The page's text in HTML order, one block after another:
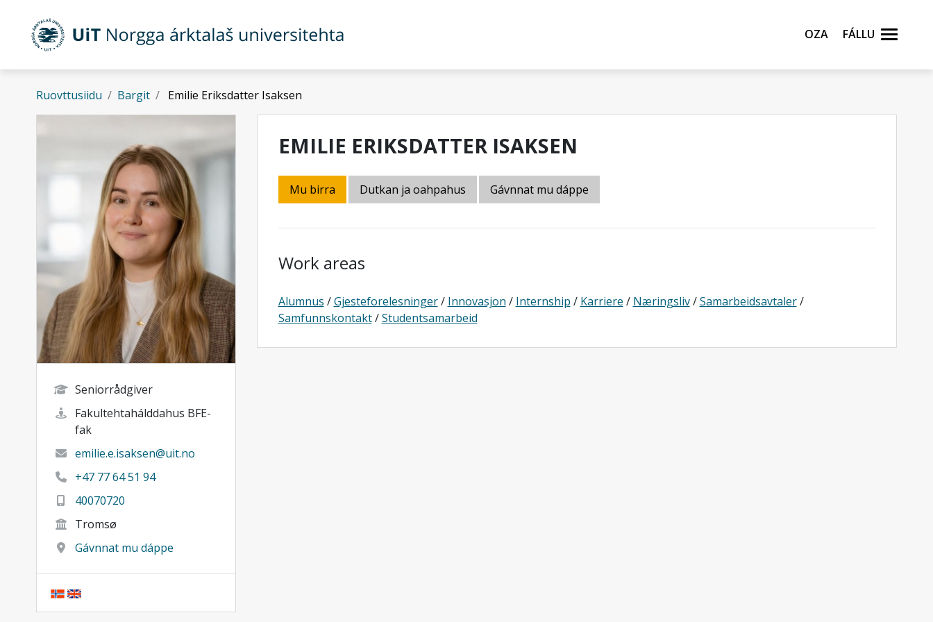
Gå til hovedinnhold
Oza
Fállu
Ruovttusiidu Bargit Emilie Eriksdatter Isaksen
Seniorrådgiver
Fakultehtahálddahus BFE-
fak
emilie.e.isaksen@uit.no
+47 77 64 51 94
40070720
Tromsø
Gávnnat mu dáppe
EMILIE ERIKSDATTER ISAKSEN
Mu birra Dutkan ja oahpahus Gávnnat mu dáppe
Work areas
Alumnus /Gjesteforelesninger/ Innovasjon / Internship / Karriere / Næringsliv/Samarbeidsavtaler/
Samfunnskontakt/Studentsamarbeid